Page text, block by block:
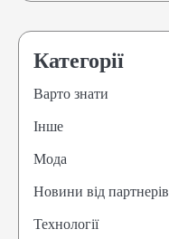
Категорії
Варто знати
Інше
Мода
Новини від партнерів
Технології